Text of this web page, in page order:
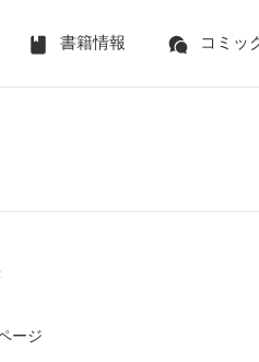
書籍情報 コミッ
ージ